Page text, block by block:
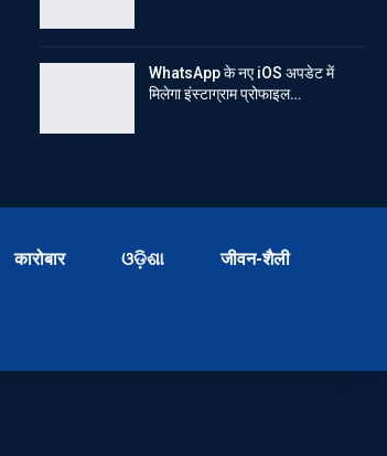
WhatsApp के नए iOS अपडेट में
मिलेगा इंस्टाग्राम प्रोफाइल…
कारोबार ଓଡ଼ିଶା जीवन-शैली